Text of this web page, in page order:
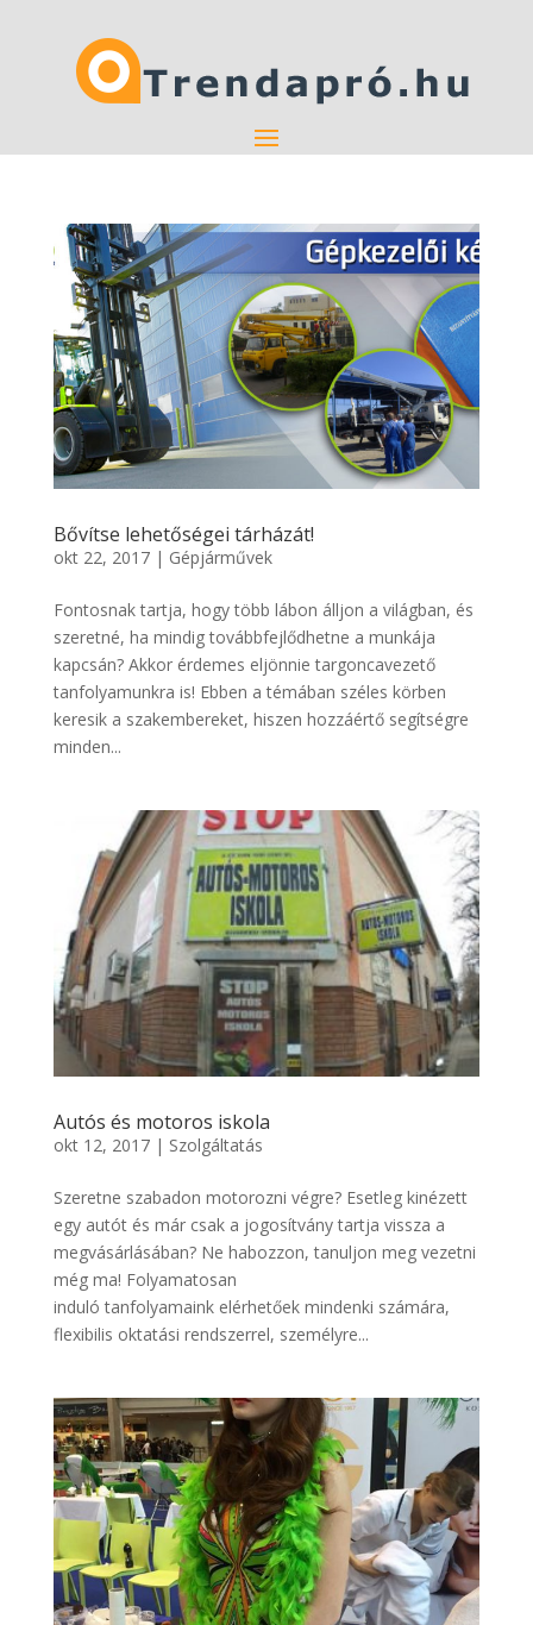
Bővítse lehetőségei tárházát!
okt 22, 2017| Gépjárművek
Fontosnak tartja, hogy több lábon álljon a világban, és
szeretné, ha mindig továbbfejlődhetne a munkája
kapcsán? Akkor érdemes eljönnie targoncavezető
tanfolyamunkra is! Ebben a témában széles körben
keresik a szakembereket, hiszen hozzáértő segítségre
minden...
Autós és motoros iskola
okt 12, 2017| Szolgáltatás
Szeretne szabadon motorozni végre? Esetleg kinézett
egy autót és már csak a jogosítvány tartja vissza a
megvásárlásában? Ne habozzon, tanuljon meg vezetni
még ma! Folyamatosan
induló tanfolyamaink elérhetőek mindenki számára,
flexibilis oktatási rendszerrel, személyre...